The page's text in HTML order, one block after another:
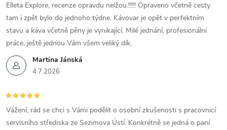
Martina Jánská
4.7.2026
Elleta Explore, recenze opravdu nelžou.!!!!! Opraveno včetně cesty
tam i zpět bylo do jednoho týdne. Kávovar je opět v perfektním
stavu a káva včetně pěny je vynikající. Milé jednání, profesionální
práce, ještě jednou Vám všem veliký dík.
Vážení, rád se chci s Vámi podělit o osobní zkušenosti s pracovnicí
servisního střediska ze Sezimova Ústí. Konkrétně se jedná o paní